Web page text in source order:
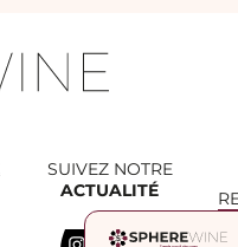
SUIVEZ NOTRE
ACTUALITÉ